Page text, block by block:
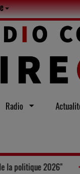
Radio
des "100 nouveaux